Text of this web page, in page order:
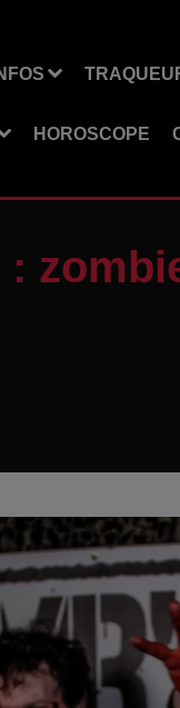
HOROSCOPE